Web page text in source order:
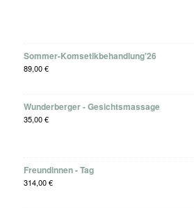
Sommer-Komsetikbehandlung'26
89,00€
Wunderberger - Gesichtsmassage
35,00€
Freundinnen - Tag
314,00€